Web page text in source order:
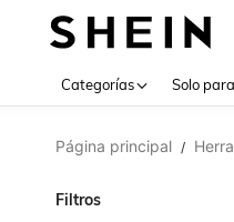
Categorías Solo
Página principal /
Filtros